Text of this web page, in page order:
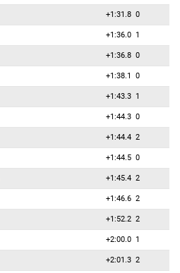
+1:31.8 0
+1:36.0 1
+1:36.8 0
+1:38.1 0
+1:43.3 1
+1:44.3 0
+1:44.4 2
+1:44.5 0
+1:45.4 2
+1:46.6 2
+1:52.2 2
+2:00.0 1
+2:01.3 2